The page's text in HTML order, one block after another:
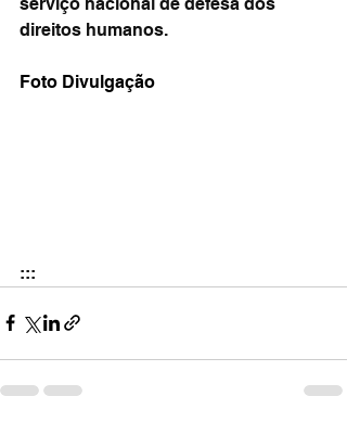
direitos humanos.
Foto Divulgação
:::